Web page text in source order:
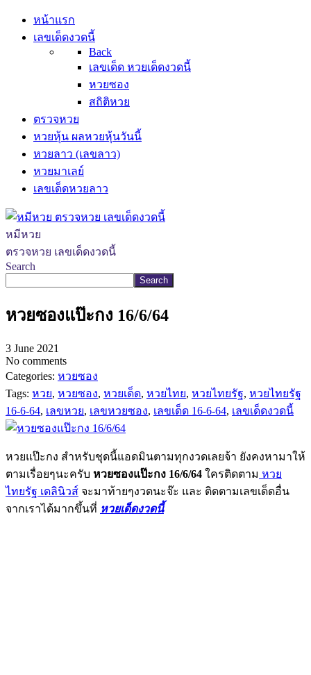
หน้าแรก
เลขเด็ดงวดนี้
Back
เลขเด็ด หวยเด็ดงวดนี้
หวยซอง
สถิติหวย
ตรวจหวย
หวยหุ้น ผลหวยหุ้นวันนี้
หวยลาว (เลขลาว)
หวยมาเลย์
เลขเด็ดหวยลาว
หมีหวย
ตรวจหวย เลขเด็ดงวดนี้
Search
Search
หวยซองแป๊ะกง 16/6/64
3 June 2021
No comments
Categories: หวยซอง
Tags: หวย, หวยซอง, หวยเด็ด, หวยไทย, หวยไทยรัฐ, หวยไทยรัฐ
16-6-64, เลขหวย, เลขหวยซอง, เลขเด็ด 16-6-64, เลขเด็ดงวดนี้
หวยแป๊ะกง สำหรับชุดนี้แอดมินตามทุกงวดเลยจ้า ยังคงหามาให้
ตามเรื่อยๆนะครับ หวยซองแป๊ะกง 16/6/64 ใครติดตาม หวย
ไทยรัฐ เดลินิวส์ จะมาท้ายๆงวดนะจ๊ะ และ ติดตามเลขเด็ดอื่น
จากเราได้มากขึ้นที่ หวยเด็ดงวดนี้